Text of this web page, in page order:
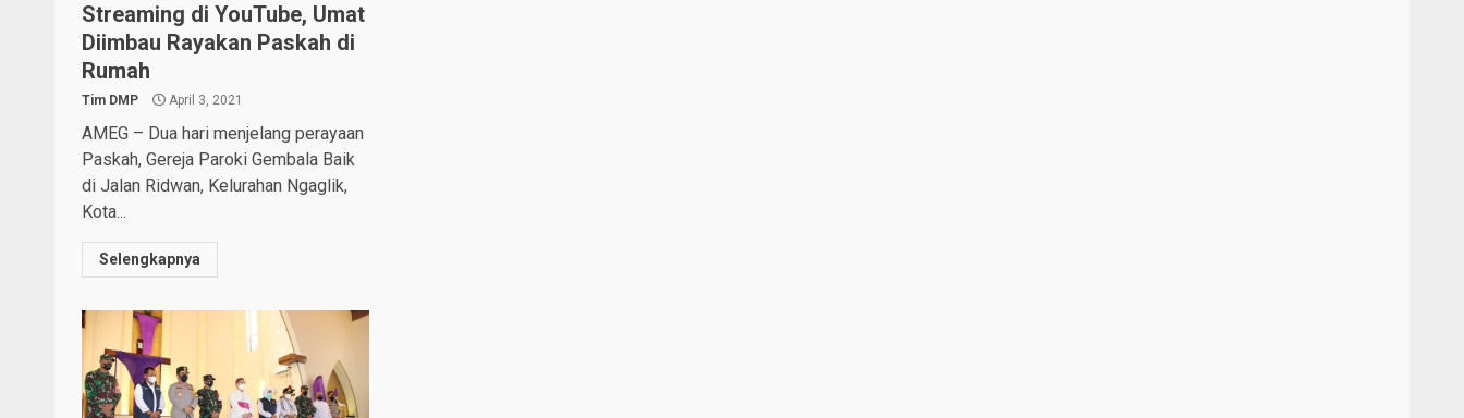
Streaming di YouTube, Umat
Diimbau Rayakan Paskah di
Rumah
Tim DMP April 3, 2021
AMEG – Dua hari menjelang perayaan
Paskah, Gereja Paroki Gembala Baik
di Jalan Ridwan, Kelurahan Ngaglik,
Kota...
Selengkapnya